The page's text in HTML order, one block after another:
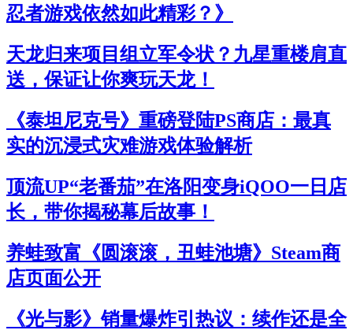
忍者游戏依然如此精彩？》
天龙归来项目组立军令状？九星重楼肩直
送，保证让你爽玩天龙！
《泰坦尼克号》重磅登陆PS商店：最真
实的沉浸式灾难游戏体验解析
顶流UP“老番茄”在洛阳变身iQOO一日店
长，带你揭秘幕后故事！
养蛙致富《圆滚滚，丑蛙池塘》Steam商
店页面公开
《光与影》销量爆炸引热议：续作还是全